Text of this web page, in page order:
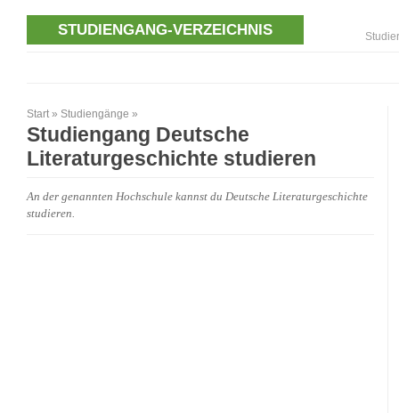
STUDIENGANG-VERZEICHNIS
Start » Studiengänge »
Studiengang Deutsche
Literaturgeschichte studieren
An der genannten Hochschule kannst du Deutsche Literaturgeschichte
studieren.